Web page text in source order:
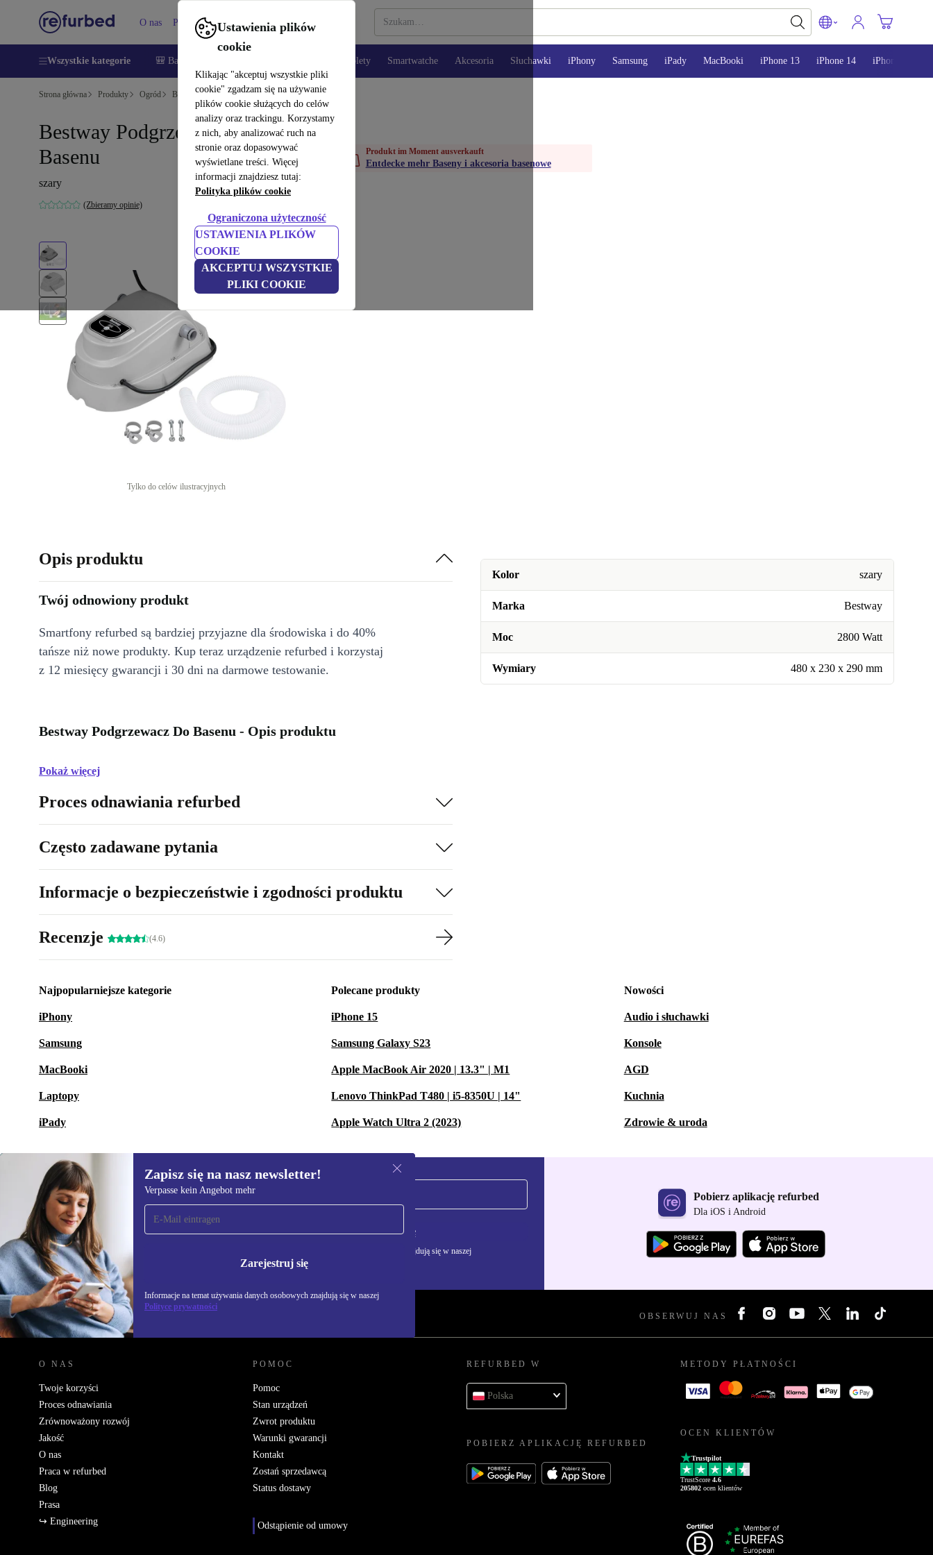
Ustawienia plików
cookie
Klikając "akceptuj wszystkie pliki
cookie" zgadzam się na używanie
plików cookie służących do celów
analizy oraz trackingu. Korzystamy
z nich, aby analizować ruch na
stronie oraz dopasowywać
wyświetlane treści. Więcej
informacji znajdziesz tutaj:
Polityka plików cookie
Ograniczona użyteczność
USTAWIENIA PLIKÓW
COOKIE
AKCEPTUJ WSZYSTKIE
PLIKI COOKIE
O nas Pomoc
Wszystkie kategorie 🎒 Back to school Tablety Smartwatche Akcesoria Słuchawki iPhony Samsung iPady MacBooki iPhone 13 iPhone 14 iPhone 15
Strona główna Produkty Ogród Baseny i akcesoria basenowe
Bestway Podgrzewacz Do
Basenu
szary
(Zbieramy opinie)
Tylko do celów ilustracyjnych
Produkt im Moment ausverkauft
Entdecke mehr Baseny i akcesoria basenowe
Kolor szary
Marka Bestway
Moc 2800 Watt
Wymiary ‎480 x 230 x 290 mm
Opis produktu
Twój odnowiony produkt
Smartfony refurbed są bardziej przyjazne dla środowiska i do 40%
tańsze niż nowe produkty. Kup teraz urządzenie refurbed i korzystaj
z 12 miesięcy gwarancji i 30 dni na darmowe testowanie.
Bestway Podgrzewacz Do Basenu - Opis produktu
Pokaż więcej
Proces odnawiania refurbed
Często zadawane pytania
Informacje o bezpieczeństwie i zgodności produktu
Recenzje (4.6)
Najpopularniejsze kategorie
iPhony
Samsung
MacBooki
Laptopy
iPady
Polecane produkty
iPhone 15
Samsung Galaxy S23
Apple MacBook Air 2020 | 13.3" | M1
Lenovo ThinkPad T480 | i5-8350U | 14"
Apple Watch Ultra 2 (2023)
Nowości
Audio i słuchawki
Konsole
AGD
Kuchnia
Zdrowie & uroda
Zapisz się na nasz newsletter!
Verpasse kein Angebot mehr
Zarejestruj się
Informacje na temat używania danych osobowych znajdują się w naszej
Polityce prywatności
Zapisz się na nasz
newsletter!
Nie przegap żadnej oferty.
Zarejestruj się
Informacje na temat używania danych osobowych znajdują się w naszej
Polityce prywatności
Pobierz aplikację refurbed
Dla iOS i Android
REFURBED POLSKA - RETHINK NEW. OBSERWUJ NAS
O NAS
Twoje korzyści
Proces odnawiania
Zrównoważony rozwój
Jakość
O nas
Praca w refurbed
Blog
Prasa
↪ Engineering
POMOC
Pomoc
Stan urządzeń
Zwrot produktu
Warunki gwarancji
Kontakt
Zostań sprzedawcą
Status dostawy
Odstąpienie od umowy
REFURBED W
Polska
POBIERZ APLIKACJĘ REFURBED
METODY PŁATNOŚCI
OCEN KLIENTÓW
Trustpilot
TrustScore 4.6
205802 ocen klientów